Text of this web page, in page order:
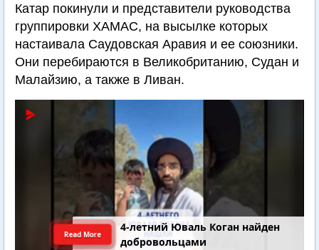
Катар покинули и представители руководства
группировки ХАМАС, на высылке которых
настаивала Саудовская Аравия и ее союзники.
Они перебираются в Великобританию, Судан и
Малайзию, а также в Ливан.
4-летний Юваль Коган найден
добровольцами
Read More